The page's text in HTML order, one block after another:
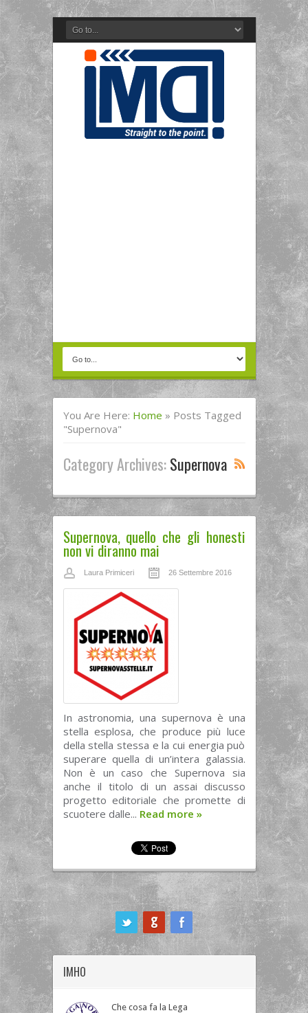
You Are Here: Home » Posts Tagged
"supernova"
Category Archives:Supernova
Supernova, quello che gli honesti
non vi diranno mai
Laura Primiceri 26 Settembre 2016
In astronomia, una supernova è una
stella esplosa, che produce più luce
della stella stessa e la cui energia può
superare quella di un’intera galassia.
Non è un caso che Supernova sia
anche il titolo di un assai discusso
progetto editoriale che promette di
scuotere dalle... Read more »
IMHO
Che cosa fa la Lega